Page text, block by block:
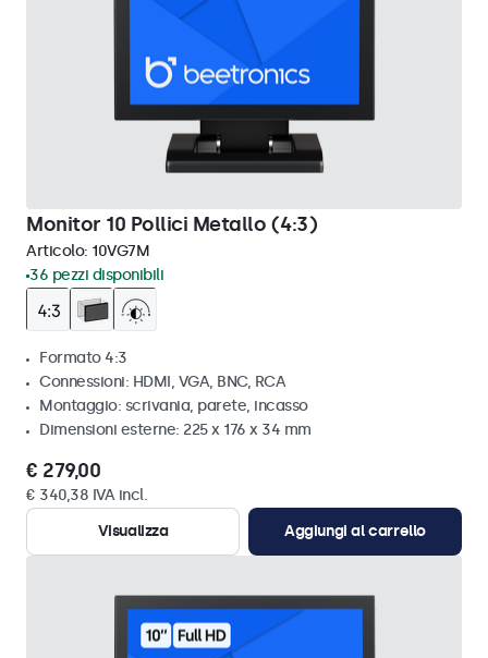
Monitor 10 Pollici Metallo (4:3)
Articolo: 10VG7M
36 pezzi disponibili
Formato 4:3
Connessioni: HDMI, VGA, BNC, RCA
Montaggio: scrivania, parete, incasso
Dimensioni esterne: 225 x 176 x 34 mm
€ 279,00
€ 340,38 IVA incl.
Visualizza
Aggiungi al carrello